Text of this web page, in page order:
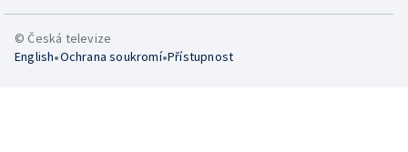
© Česká televize
English•Ochrana soukromí•Přístupnost